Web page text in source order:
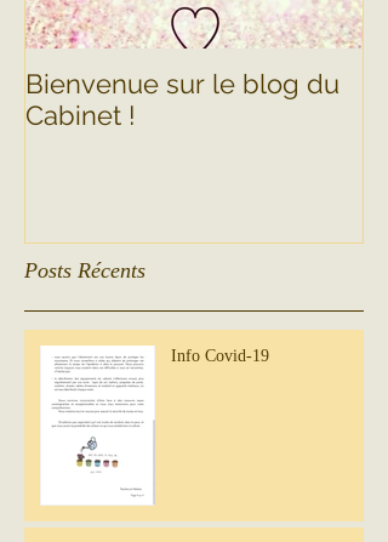
Bienvenue sur le blog du
Cabinet !
Posts Récents
Info Covid-19